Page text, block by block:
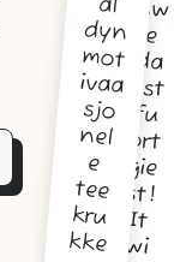
al
sjo
e
tee
kru
kke
uw
e
da
tst
fu
ort
gie
st!
It
wi